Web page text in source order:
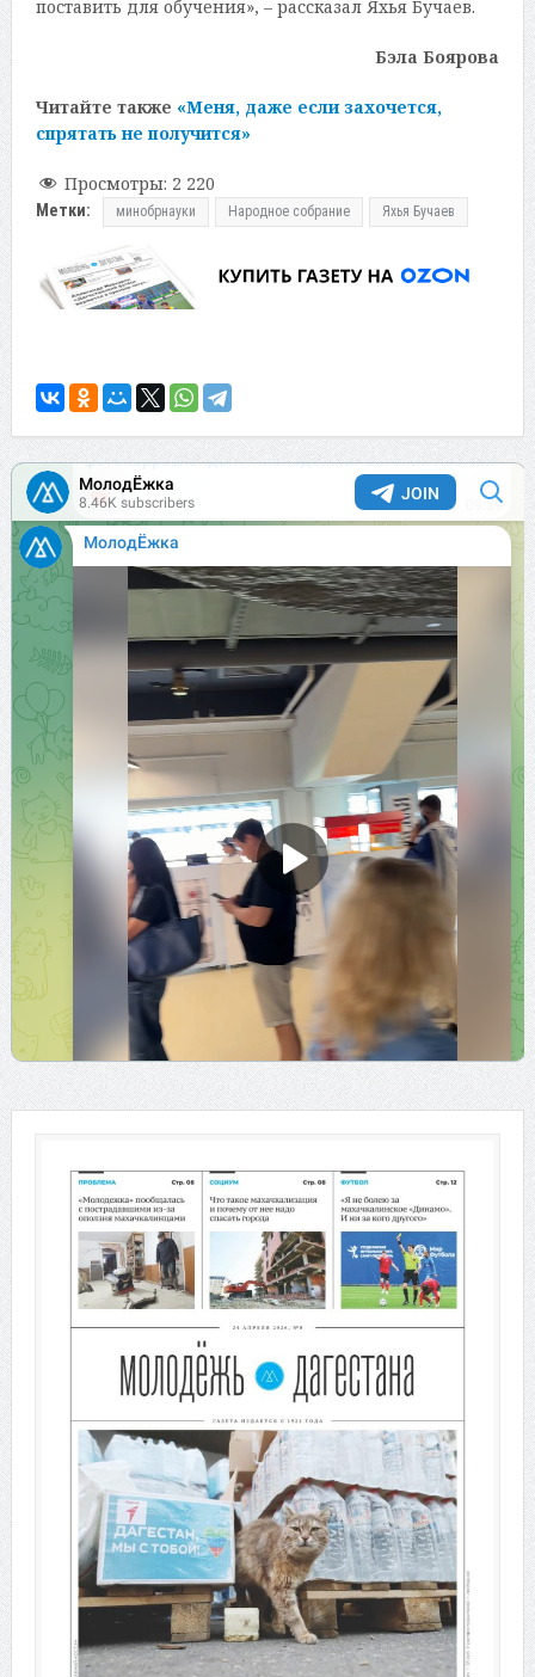
поставить для обучения», – рассказал Яхья Бучаев.
Бэла Боярова
Читайте также «Меня, даже если захочется,
спрятать не получится»
Просмотры: 2 220
Метки: минобрнауки Народное собрание Яхья Бучаев